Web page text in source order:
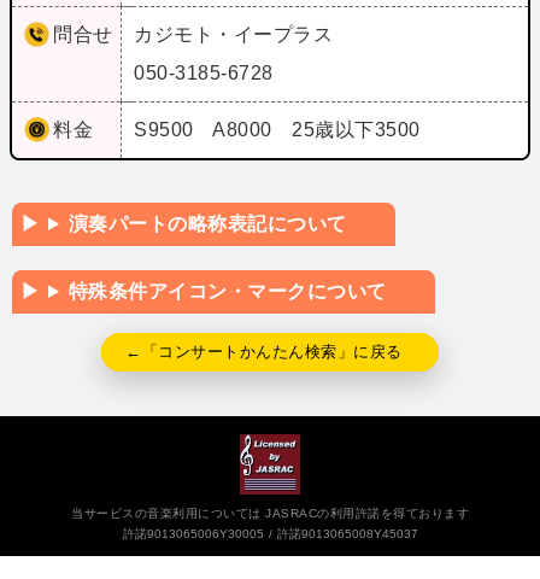
問合せ
カジモト・イープラス
050-3185-6728
料金 S9500 A8000 25歳以下3500
演奏パートの略称表記について
特殊条件アイコン・マークについて
←「コンサートかんたん検索」に戻る
当サービスの音楽利用については JASRACの利用許諾を得ております
許諾9013065006Y30005
許諾9013065008Y45037